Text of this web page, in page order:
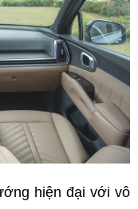
hiện đại với vô